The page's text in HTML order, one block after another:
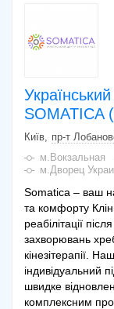
Український
Київ
пр-т
м.Вокзальная
м.Дворец
Somatica – ваш
та комфорту
реабілітації
захворювань
кінезітерапії.
індивідуальний
швидке
комплексним